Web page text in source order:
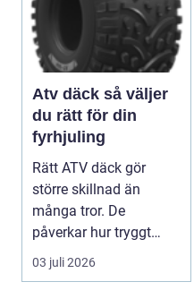
Atv däck så väljer
du rätt för din
fyrhjuling
Rätt ATV däck gör
större skillnad än
många tror. De
påverkar hur tryggt
fyrhjulingen beter sig
på vä...
03 juli 2026